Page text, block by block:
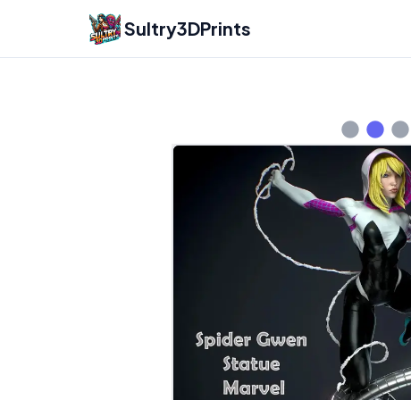
Sultry3DPrints